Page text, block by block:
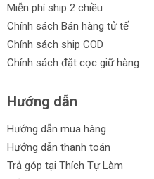
Miễn phí ship 2 chiều
Chính sách Bán hàng tử tế
Chính sách ship COD
Chính sách đặt cọc giữ hàng
Hướng dẫn
Hướng dẫn mua hàng
Hướng dẫn thanh toán
Trả góp tại Thích Tự Làm